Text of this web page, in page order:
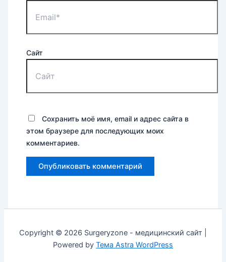
Сайт
Сохранить моё имя, email и адрес сайта в
этом браузере для последующих моих
комментариев.
Copyright © 2026 Surgeryzone - медицинский сайт |
Powered by Тема Astra WordPress